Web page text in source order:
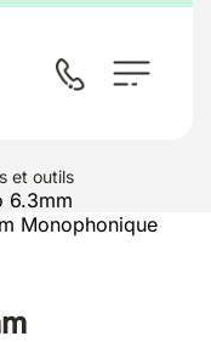
et outils
6.3mm
Monophonique